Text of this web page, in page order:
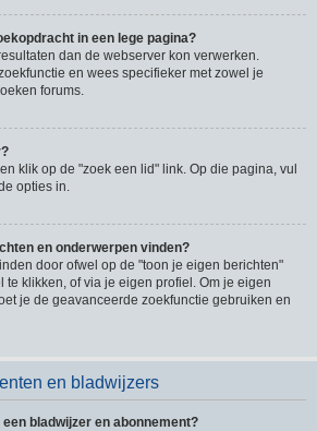
in een lege pagina?
dan de webserver kon verwerken.
en wees specifieker met zowel je
forums.
klik op de "zoek een lid" link. Op die pagina, vul
opties in.
en onderwerpen vinden?
door ofwel op de "toon je eigen berichten"
te klikken, of via je eigen profiel. Om je eigen
je de geavanceerde zoekfunctie gebruiken en
en bladwijzers
bladwijzer en abonnement?